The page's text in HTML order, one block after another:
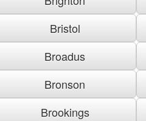
Bristol
Broadus
Bronson
Brookings